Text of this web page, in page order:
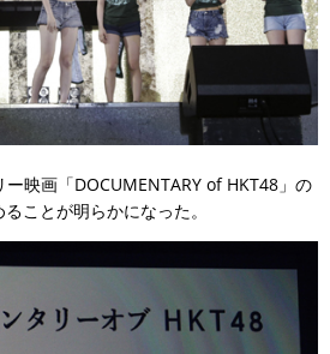
映画「DOCUMENTARY of HKT48」の
ことが明らかになった。